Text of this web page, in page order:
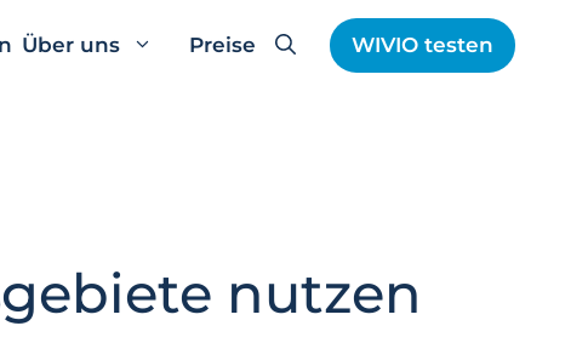
Über uns Preise WIVIO testen
nutzen